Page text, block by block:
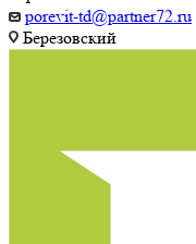
porevit-td@partner72.ru
Березовский